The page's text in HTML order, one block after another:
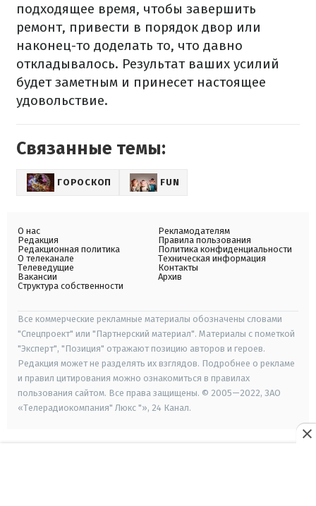
подходящее время, чтобы завершить
ремонт, привести в порядок двор или
наконец-то доделать то, что давно
откладывалось. Результат ваших усилий
будет заметным и принесет настоящее
удовольствие.
Связанные темы:
ГОРОСКОП FUN
О нас
Редакция
Редакционная политика
О телеканале
Телеведущие
Вакансии
Структура собственности
Рекламодателям
Правила пользования
Политика конфиденциальности
Техническая информация
Контакты
Архив
Все коммерческие рекламные материалы обозначены словами
"Спецпроект" или "Партнерский материал". Материалы с пометкой
"Эксперт", "Позиция" отражают позицию авторов и героев.
Редакция может не разделять их взглядов. Подробнее о рекламе
и правил цитирования можно ознакомиться в правилах
пользования сайтом. Все права защищены. © 2005—2022, ЗАО
«Телерадиокомпания" Люкс "», 24 Канал.